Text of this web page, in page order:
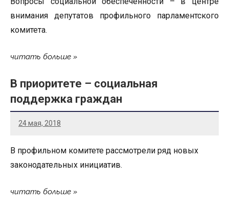
внимания депутатов профильного парламентского
комитета.
читать больше
В приоритете – социальная
поддержка граждан
24 мая, 2018
В профильном комитете рассмотрели ряд новых
законодательных инициатив.
читать больше